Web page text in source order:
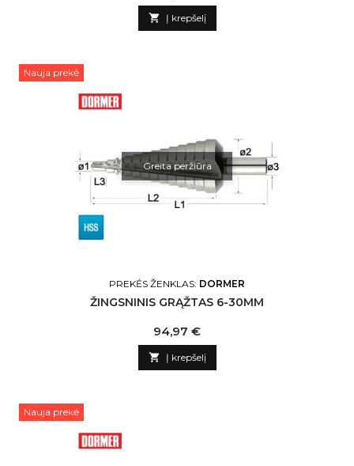
 Į krepšelį
Nauja prekė
Greita peržiūra
PREKĖS ŽENKLAS: DORMER
ŽINGSNINIS GRĄŽTAS 6-30MM
Kaina
94,97 €
 Į krepšelį
Nauja prekė